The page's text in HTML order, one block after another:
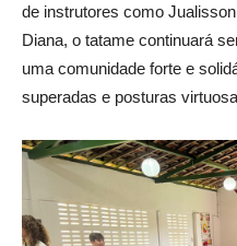
de instrutores como
Diana, o tatame continuará
uma comunidade forte e
superadas e posturas